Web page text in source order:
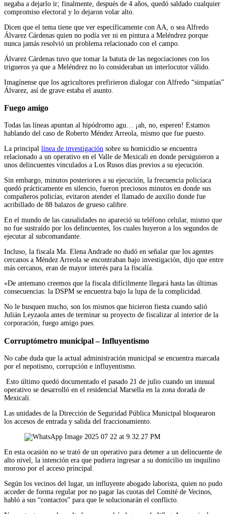
negaba a dejarlo ir; finalmente, después de 4 años, quedó saldado cualquier
compromiso electoral y lo dejaron volar alto.
Dicen que el tema tiene que ver específicamente con AA, o sea Alfredo
Álvarez Cárdenas quien no podía ver ni en pintura a Meléndrez porque
nunca jamás resolvió un problema relacionado con el campo.
Álvarez Cárdenas tuvo que tomar la batuta de las negociaciones con los
trigueros ya que a Meléndrez no lo consideraban un interlocutor válido.
Imagínense que los agricultores prefirieron dialogar con Alfredo “simpatías”
Álvarez, así de grave estaba el asunto.
Fuego amigo
Todas las líneas apuntan al hipódromo agu… ¡ah, no, esperen! Estamos
hablando del caso de Roberto Méndez Arreola, mismo que fue puesto.
La principal línea de investigación sobre su homicidio se encuentra
relacionado a un operativo en el Valle de Mexicali en donde persiguieron a
unos delincuentes vinculados a Los Rusos días previos a su ejecución.
Sin embargo, minutos posteriores a su ejecución, la frecuencia policíaca
quedó prácticamente en silencio, fueron preciosos minutos en donde sus
compañeros policías, evitaron atender el llamado de auxilio donde fue
acribillado de 88 balazos de grueso calibre.
En el mundo de las causalidades no apareció su teléfono celular, mismo que
no fue sustraído por los delincuentes, los cuales huyeron a los segundos de
ejecutar al subcomandante.
Incluso, la fiscala Ma. Elena Andrade no dudó en señalar que los agentes
cercanos a Méndez Arreola se encontraban bajo investigación, dijo que entre
más cercanos, eran de mayor interés para la fiscalía.
«De antemano creemos que la fiscala difícilmente llegará hasta las últimas
consecuencias: la DSPM se encuentra bajo la lupa de la complicidad.
No le busquen mucho, son los mismos que hicieron fiesta cuando salió
Julián Leyzaola antes de terminar su proyecto de fiscalizar al interior de la
corporación, fuego amigo pues.
Corruptómetro municipal – Influyentismo
No cabe duda que la actual administración municipal se encuentra marcada
por el nepotismo, corrupción e influyentismo.
Esto último quedó documentado el pasado 21 de julio cuando un inusual
operativo se desarrolló en el residencial Marsella en la zona dorada de
Mexicali.
Las unidades de la Dirección de Seguridad Pública Municipal bloquearon
los accesos de entrada y salida del fraccionamiento.
En esta ocasión no se trató de un operativo para detener a un delincuente de
alto nivel, la intención era que pudiera ingresar a su domicilio un inquilino
moroso por el acceso principal.
Según los vecinos del lugar, un influyente abogado laborista, quien no pudo
acceder de forma regular por no pagar las cuotas del Comité de Vecinos,
habló a sus “contactos” para que le solucionarán el conflicto.